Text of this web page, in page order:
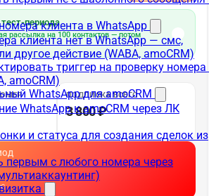
клиента в WhatsApp
клиента нет в WhatsApp — смс,
другое действие (WABA, amoCRM)
триггер на проверку номера
amoCRM)
WhatsApp для amoCRM
WhatsApp к amoCRM через ЛК
и статуса для создания сделок из
первым с любого номера через